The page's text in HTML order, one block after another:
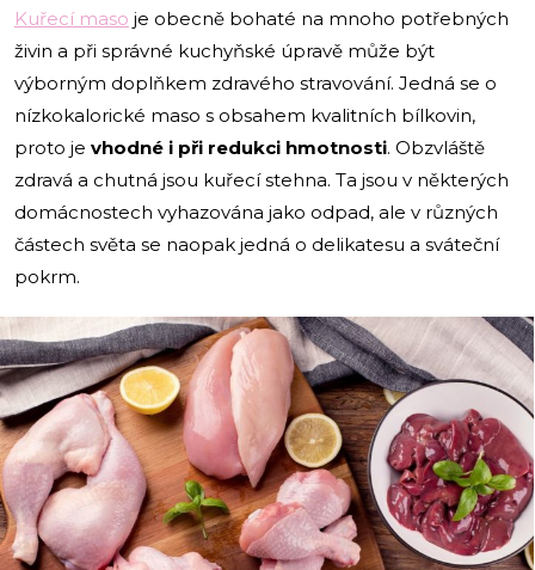
Kuřecí maso je obecně bohaté na mnoho potřebných
živin a při správné kuchyňské úpravě může být
výborným doplňkem zdravého stravování. Jedná se o
nízkokalorické maso s obsahem kvalitních bílkovin,
proto je vhodné i při redukci hmotnosti. Obzvláště
zdravá a chutná jsou kuřecí stehna. Ta jsou v některých
domácnostech vyhazována jako odpad, ale v různých
částech světa se naopak jedná o delikatesu a sváteční
pokrm.